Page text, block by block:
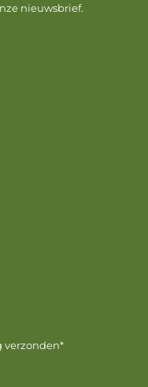
nieuwsbrief.
verzonden*